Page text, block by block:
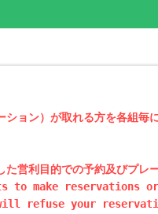
ョン）が取れる方を各組毎
営利目的での予約及びプレ
to make reservations
refuse your